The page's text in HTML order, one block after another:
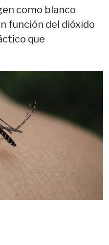
como blanco
función del dióxido
que